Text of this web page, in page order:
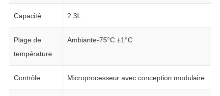
Capacité 2.3L
Plage de
température
Ambiante-75°C ±1°C
Contrôle Microprocesseur avec conception modulaire